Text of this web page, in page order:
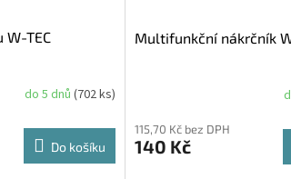
TEC
do 5 dnů (702 ks)
Do košíku
Multifunkční nákrčník
115,70 Kč bez DPH
140 Kč